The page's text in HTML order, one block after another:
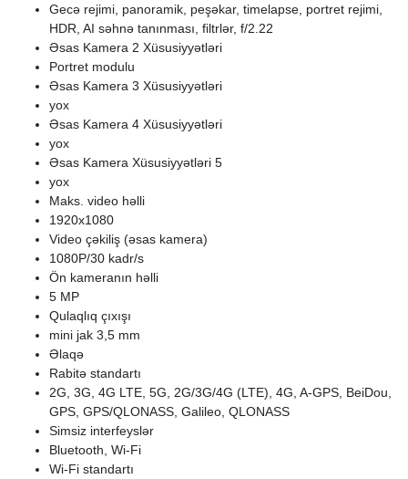
Gecə rejimi, panoramik, peşəkar, timelapse, portret rejimi,
HDR, AI səhnə tanınması, filtrlər, f/2.22
Əsas Kamera 2 Xüsusiyyətləri
Portret modulu
Əsas Kamera 3 Xüsusiyyətləri
yox
Əsas Kamera 4 Xüsusiyyətləri
yox
Əsas Kamera Xüsusiyyətləri 5
yox
Maks. video həlli
1920x1080
Video çəkiliş (əsas kamera)
1080P/30 kadr/s
Ön kameranın həlli
5 MP
Qulaqlıq çıxışı
mini jak 3,5 mm
Əlaqə
Rabitə standartı
2G, 3G, 4G LTE, 5G, 2G/3G/4G (LTE), 4G, A-GPS, BeiDou,
GPS, GPS/QLONASS, Galileo, QLONASS
Simsiz interfeyslər
Bluetooth, Wi-Fi
Wi-Fi standartı